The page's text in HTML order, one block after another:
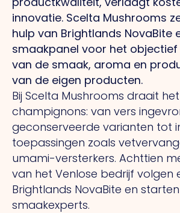
innovatie. Scelta Mushrooms
hulp van Brightlands NovaBite
smaakpanel voor het
van de smaak, aroma en
van de eigen producten.
Bij Scelta Mushrooms draait
champignons: van vers
geconserveerde varianten tot
toepassingen zoals
umami-versterkers. Achttien
van het Venlose bedrijf volgen
Brightlands NovaBite en
smaakexperts.